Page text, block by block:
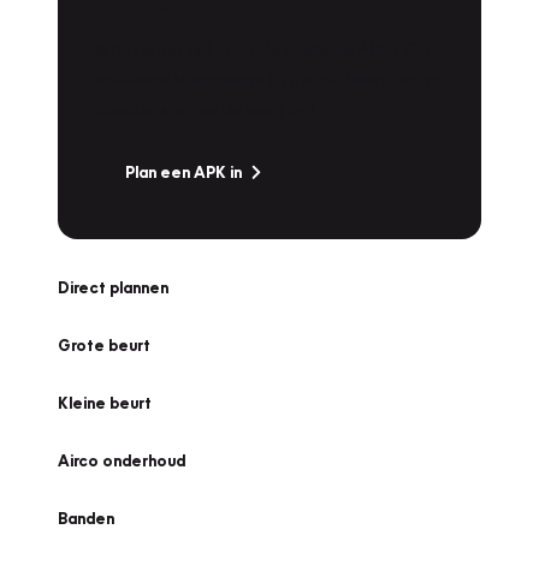
Plan een APK in
Direct plannen
Grote beurt
Kleine beurt
Airco onderhoud
Banden